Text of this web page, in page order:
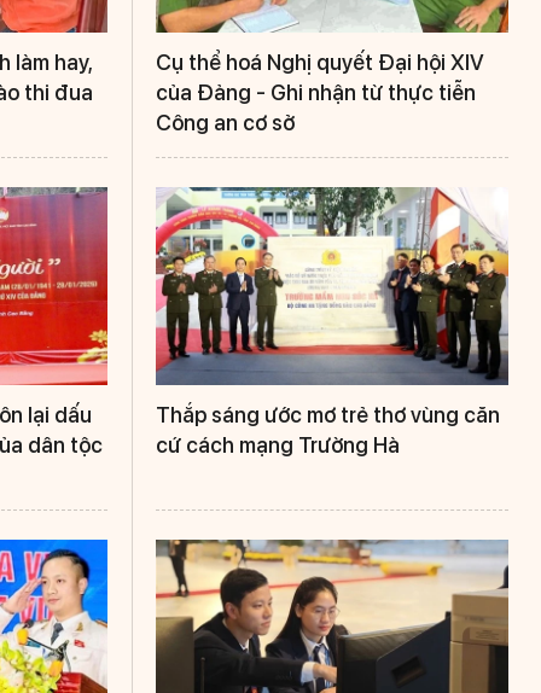
làm hay,
thi đua
Cụ thể hoá Nghị quyết Đại hội XIV
của Đảng - Ghi nhận từ thực tiễn
Công an cơ sở
lại dấu
dân tộc
Thắp sáng ước mơ trẻ thơ vùng căn
cứ cách mạng Trường Hà